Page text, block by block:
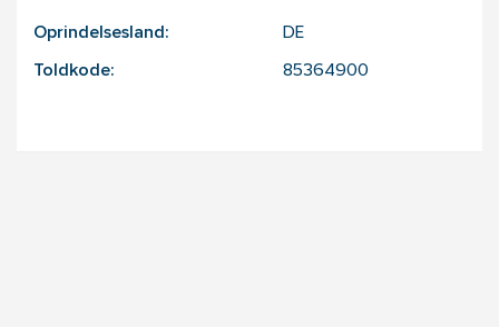
Oprindelsesland: DE
Toldkode: 85364900